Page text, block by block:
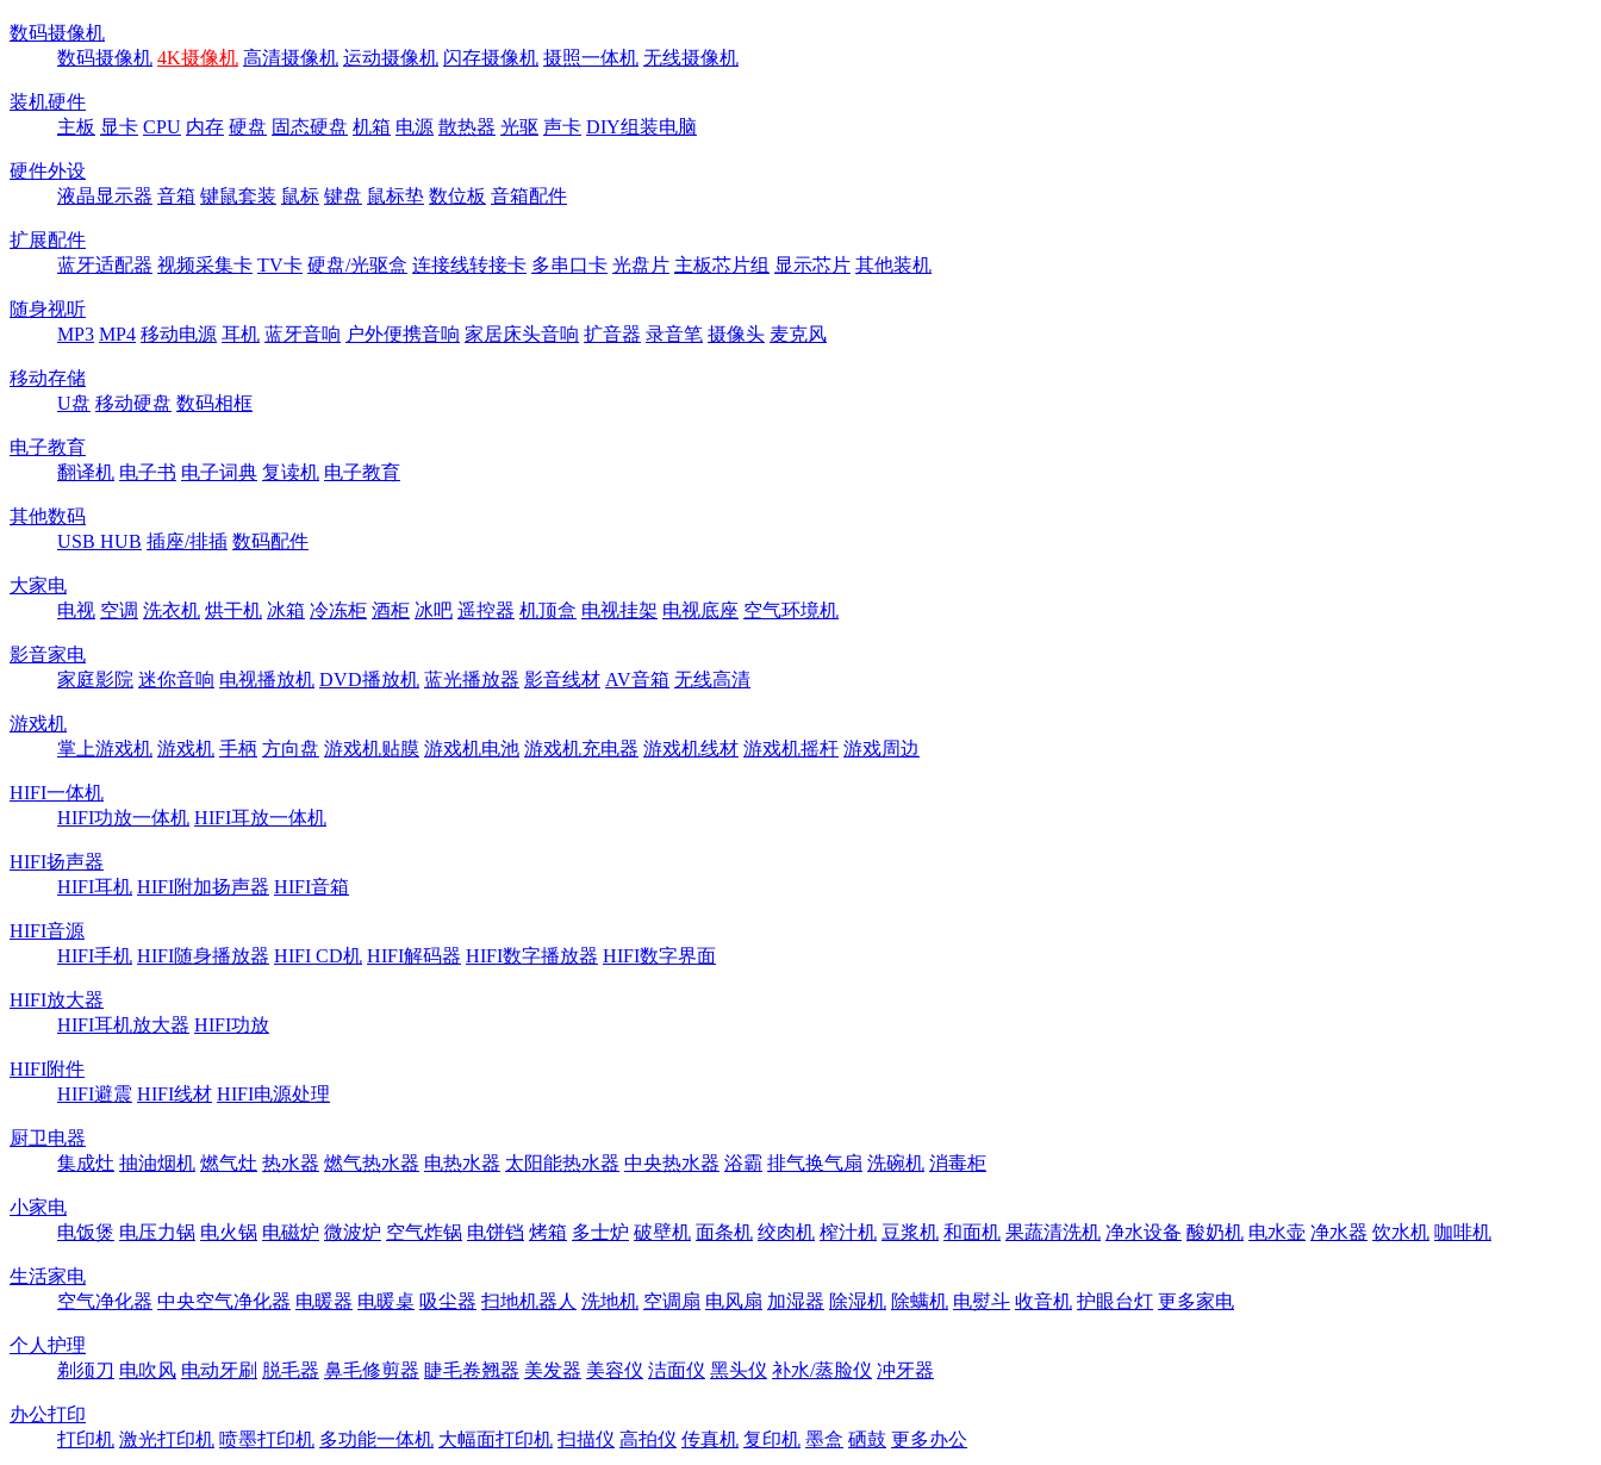
数码摄像机
数码摄像机 4K摄像机 高清摄像机 运动摄像机 闪存摄像机 摄照一体机 无线摄像机
装机硬件
主板 显卡 CPU 内存 硬盘 固态硬盘 机箱 电源 散热器 光驱 声卡 DIY组装电脑
硬件外设
液晶显示器 音箱 键鼠套装 鼠标 键盘 鼠标垫 数位板 音箱配件
扩展配件
蓝牙适配器 视频采集卡 TV卡 硬盘/光驱盒 连接线转接卡 多串口卡 光盘片 主板芯片组 显示芯片 其他装机
随身视听
MP3 MP4 移动电源 耳机 蓝牙音响 户外便携音响 家居床头音响 扩音器 录音笔 摄像头 麦克风
移动存储
U盘 移动硬盘 数码相框
电子教育
翻译机 电子书 电子词典 复读机 电子教育
其他数码
USB HUB 插座/排插 数码配件
大家电
电视 空调 洗衣机 烘干机 冰箱 冷冻柜 酒柜 冰吧 遥控器 机顶盒 电视挂架 电视底座 空气环境机
影音家电
家庭影院 迷你音响 电视播放机 DVD播放机 蓝光播放器 影音线材 AV音箱 无线高清
游戏机
掌上游戏机 游戏机 手柄 方向盘 游戏机贴膜 游戏机电池 游戏机充电器 游戏机线材 游戏机摇杆 游戏周边
HIFI一体机
HIFI功放一体机 HIFI耳放一体机
HIFI扬声器
HIFI耳机 HIFI附加扬声器 HIFI音箱
HIFI音源
HIFI手机 HIFI随身播放器 HIFI CD机 HIFI解码器 HIFI数字播放器 HIFI数字界面
HIFI放大器
HIFI耳机放大器 HIFI功放
HIFI附件
HIFI避震 HIFI线材 HIFI电源处理
厨卫电器
集成灶 抽油烟机 燃气灶 热水器 燃气热水器 电热水器 太阳能热水器 中央热水器 浴霸 排气换气扇 洗碗机 消毒柜
小家电
电饭煲 电压力锅 电火锅 电磁炉 微波炉 空气炸锅 电饼铛 烤箱 多士炉 破壁机 面条机 绞肉机 榨汁机 豆浆机 和面机 果蔬清洗机 净水设备 酸奶机 电水壶 净水器 饮水机 咖啡机
生活家电
空气净化器 中央空气净化器 电暖器 电暖桌 吸尘器 扫地机器人 洗地机 空调扇 电风扇 加湿器 除湿机 除螨机 电熨斗 收音机 护眼台灯 更多家电
个人护理
剃须刀 电吹风 电动牙刷 脱毛器 鼻毛修剪器 睫毛卷翘器 美发器 美容仪 洁面仪 黑头仪 补水/蒸脸仪 冲牙器
办公打印
打印机 激光打印机 喷墨打印机 多功能一体机 大幅面打印机 扫描仪 高拍仪 传真机 复印机 墨盒 硒鼓 更多办公